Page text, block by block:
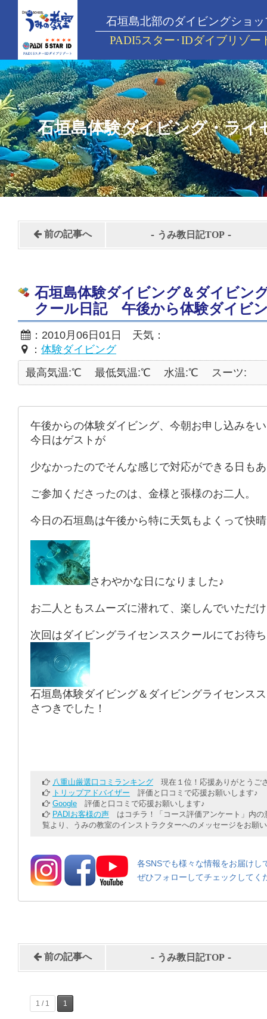
石垣島北部のダイビングショッ
PADI5スター･IDダイブリゾー
石垣島体験ダイビング・ライ
前の記事へ - うみ教日記TOP -
石垣島体験ダイビング＆ダイビン
クール日記 午後から体験ダイビ
：2010月06日01日 天気：
： 体験ダイビング
最高気温:℃
最低気温:℃ 水温:℃ スーツ:
午後からの体験ダイビング、今朝お申し込みを
今日はゲストが
少なかったのでそんな感じで対応ができる日も
ご参加くださったのは、金様と張様のお二人。
今日の石垣島は午後から特に天気もよくって快
さわやかな日になりました♪
お二人ともスムーズに潜れて、楽しんでいただ
次回はダイビングライセンススクールにてお待
石垣島体験ダイビング＆ダイビングライセン
さつきでした！
八重山厳選口コミランキング 現在１位！応援ありがとうご
トリップアドバイザー 評価と口コミで応援お願いします♪
Google 評価と口コミで応援お願いします♪
PADIお客様の声 はコチラ！「コース評価アンケート」内の
覧より、うみの教室のインストラクターへのメッセージをお願
各SNSでも様々な情報をお届けし
ぜひフォローしてチェックしてく
前の記事へ - うみ教日記TOP -
1 / 1 1